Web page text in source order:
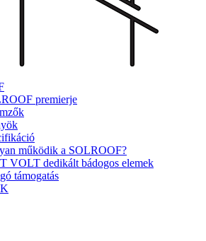
premierje
működik a SOLROOF?
VOLT dedikált bádogos elemek
támogatás